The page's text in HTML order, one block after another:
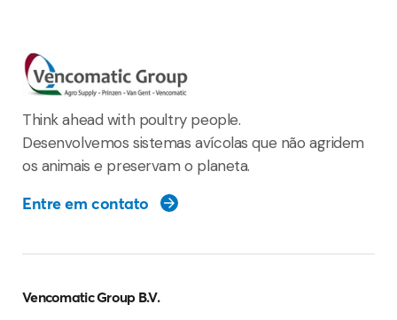
Think ahead with poultry people.
Desenvolvemos sistemas avícolas que não agridem
os animais e preservam o planeta.
Entre em contato
Vencomatic Group B.V.